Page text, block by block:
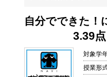
自分でできた！
3.39点
対象学
授業形